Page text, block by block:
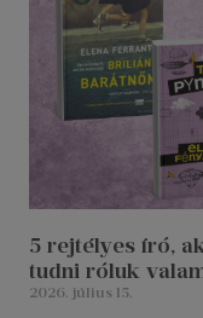
5 rejtélyes író,
tudni róluk
2026. július 15.